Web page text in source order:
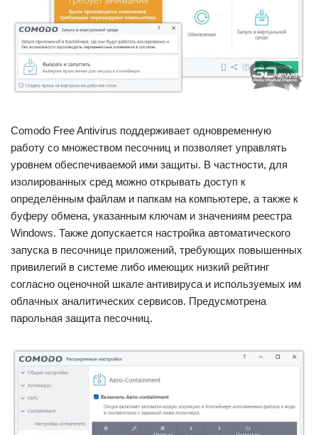
Comodo Free Antivirus поддерживает одновременную
работу со множеством песочниц и позволяет управлять
уровнем обеспечиваемой ими защиты. В частности, для
изолированных сред можно открывать доступ к
определённым файлам и папкам на компьютере, а также к
буферу обмена, указанным ключам и значениям реестра
Windows. Также допускается настройка автоматического
запуска в песочнице приложений, требующих повышенных
привилегий в системе либо имеющих низкий рейтинг
согласно оценочной шкале антивируса и используемых им
облачных аналитических сервисов. Предусмотрена
парольная защита песочниц.